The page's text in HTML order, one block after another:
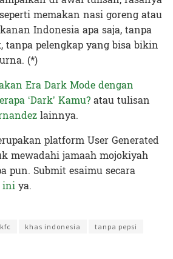
memakan nasi goreng atau
Indonesia apa saja, tanpa
pelengkap yang bisa bikin
(*)
Era Dark Mode dengan
‘Dark’ Kamu?atau tulisan
lainnya.
platform User Generated
mewadahi jamaah mojokiyah
pun. Submit esaimu secara
iniya.
kfc khas indonesia tanpa pepsi